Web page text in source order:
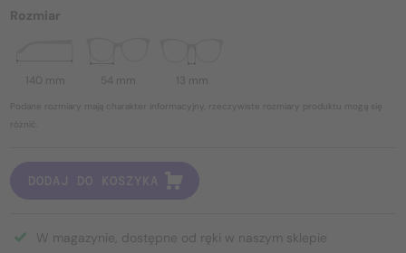
Rozmiar
140 mm 54 mm 13 mm
Podane rozmiary mają charakter informacyjny, rzeczywiste rozmiary produktu mogą się
różnić.
DODAJ DO KOSZYKA
W magazynie, dostępne od ręki w naszym sklepie